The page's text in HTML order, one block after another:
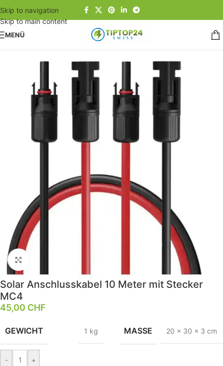
Skip to navigation
Skip to main content
MENÜ
Start/Solaranlagen Kabel-Stecker-Zubehör
Solar Anschlusskabel 10 Meter mit Stecker
MC4
45,00 CHF
GEWICHT 1 kg MASSE 20 × 30 × 3 cm
- +